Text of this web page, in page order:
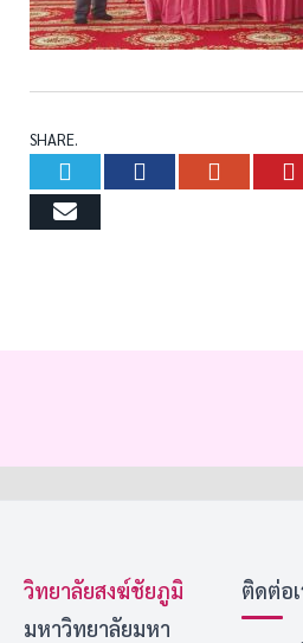
SHARE.
TwitterFacebook
Email
วิทยาลัยสงฆ์ชัยภูมิ
มหาวิทยาลัยมหา
ติดต่อ